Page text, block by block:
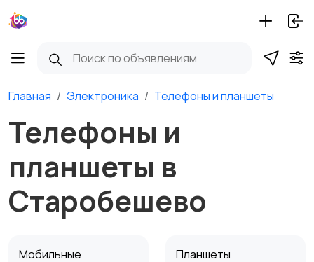
Главная Электроника Телефоны и планшеты
Телефоны и
планшеты в
Старобешево
Мобильные
Планшеты